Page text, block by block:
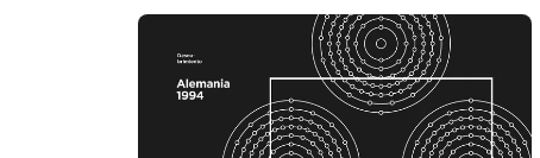
diferencia entre los distintos elementos, además de
las que se observan macroscópicamente, es la
cantidad de protones que [...]